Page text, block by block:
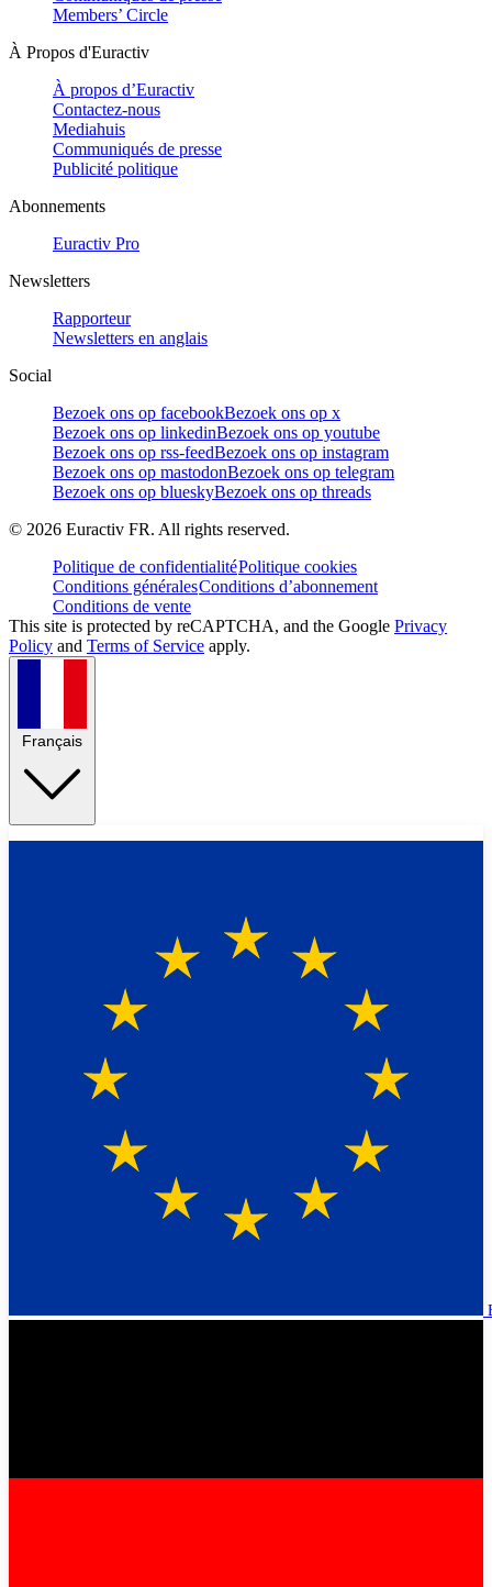
Members’ Circle
À Propos d'Euractiv
À propos d’Euractiv
Contactez-nous
Mediahuis
Communiqués de presse
Publicité politique
Abonnements
Euractiv Pro
Newsletters
Rapporteur
Newsletters en anglais
Social
Bezoek ons op facebookBezoek ons op x
Bezoek ons op linkedinBezoek ons op youtube
Bezoek ons op rss-feedBezoek ons op instagram
Bezoek ons op mastodonBezoek ons op telegram
Bezoek ons op blueskyBezoek ons op threads
© 2026 Euractiv FR. All rights reserved.
Politique de confidentialitéPolitique cookies
Conditions généralesConditions d’abonnement
Conditions de vente
This site is protected by reCAPTCHA, and the Google Privacy
Policy and Terms of Service apply.
Français